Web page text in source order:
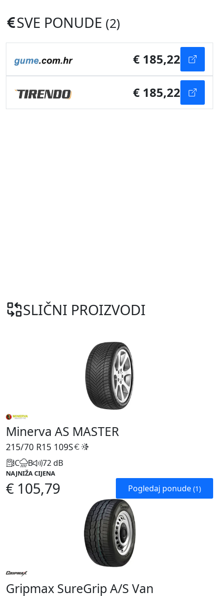
SVE PONUDE (2)
€ 185,22
€ 185,22
SLIČNI PROIZVODI
Minerva AS MASTER
215/70 R15 109S
C B 72 dB
NAJNIŽA CIJENA
€ 105,79 Pogledaj ponude (1)
Gripmax SureGrip A/S Van